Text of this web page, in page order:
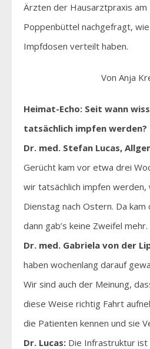
Ärzten der Hausarztpraxis am
Poppenbüttel nachgefragt,
Impfdosen verteilt haben.
Von Anja
Heimat-Echo: Seit wann
tatsächlich impfen werden?
Dr. med. Stefan Lucas,
Gerücht kam vor etwa drei
wir tatsächlich impfen
Dienstag nach Ostern. Da kam
dann gab’s keine Zweifel mehr.
Dr. med. Gabriela von der
haben wochenlang darauf
Wir sind auch der Meinung,
diese Weise richtig Fahrt
die Patienten kennen und sie
Dr. Lucas: Die Infrastruktur ist